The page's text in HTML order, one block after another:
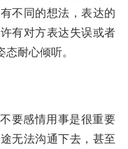
不同的想法，表达的
有对方表达失误或者
耐心倾听。
感情用事是很重要
无法沟通下去，甚至